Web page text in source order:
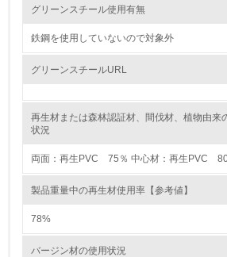
レベル2
5.
環境取り組み体制と成果を定期的に検証して
グリーンスチール使用有無
鉄鋼を使用していないので対象外
グリーンスチールURL
再生材または森林認証材、間伐材、植物由来
状況
両面：再生PVC 75％ 中心材：再生PVC
製品重量中の再生材使用率【参考値】
78%
バージン材の使用状況